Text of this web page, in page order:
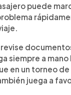
puede
siempre a
en un torneo
juega a